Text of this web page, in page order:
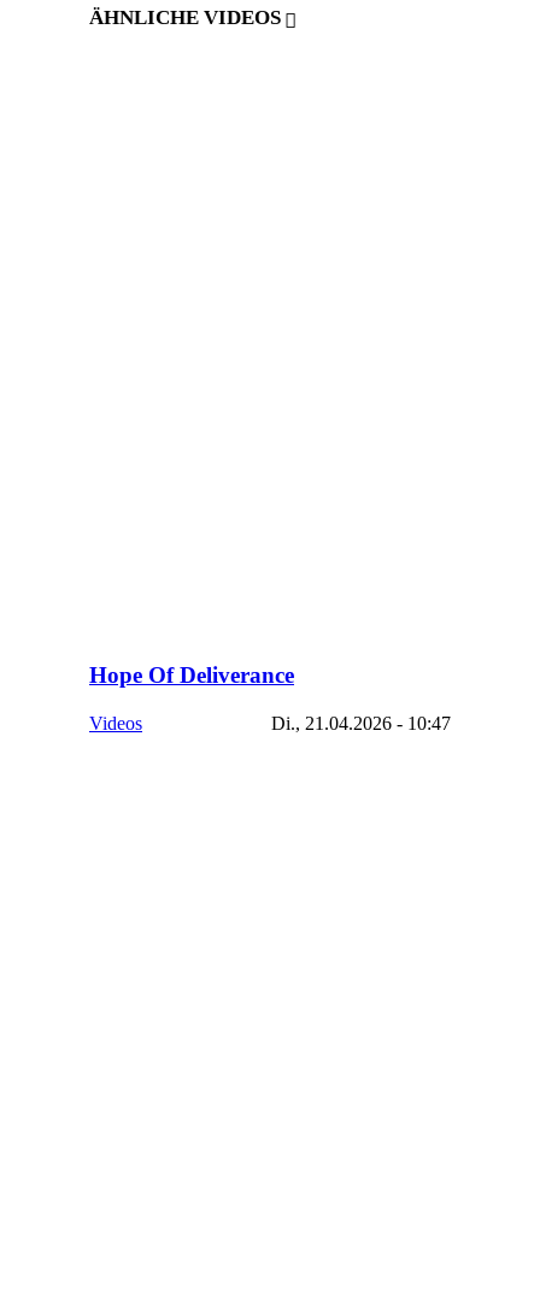
ÄHNLICHE VIDEOS
Hope Of Deliverance
Videos Di., 21.04.2026 - 10:47